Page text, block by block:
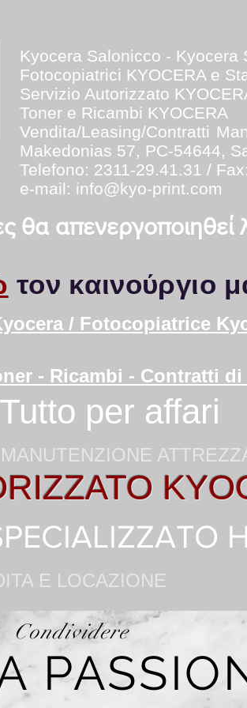
Kyocera Salonicco - Kyocera
Fotocopiatrici KYOCERA e
Servizio Autorizzato
Toner e Ricambi KYOCERA
Vendita/Leasing/Contratti
Makedonias 57, PC-54644,
Telefono: 2311-29.41.31 /
e-mail: info@kyo-print.com
θα απενεργοποιηθεί
τον καινούργιο
/ Fotocopiatrice
- Ricambi - Contratti
per affari
E LOCAZIONE
Condividere